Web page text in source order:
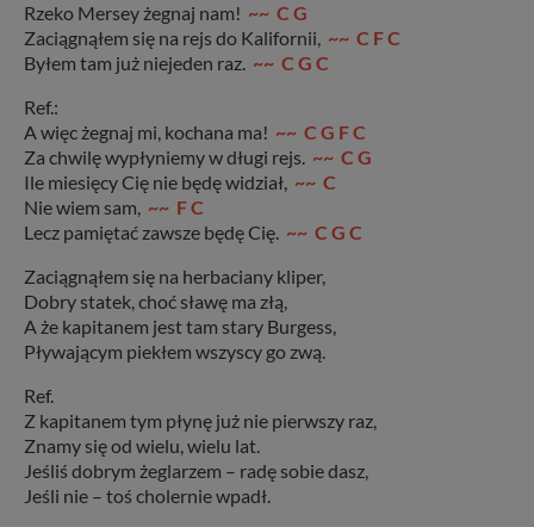
Rzeko Mersey żegnaj nam! ~~ C G
Zaciągnąłem się na rejs do Kalifornii, ~~ C F C
Byłem tam już niejeden raz. ~~ C G C
Ref.:
A więc żegnaj mi, kochana ma! ~~ C G F C
Za chwilę wypłyniemy w długi rejs. ~~ C G
Ile miesięcy Cię nie będę widział, ~~ C
Nie wiem sam, ~~ F C
Lecz pamiętać zawsze będę Cię. ~~ C G C
Zaciągnąłem się na herbaciany kliper,
Dobry statek, choć sławę ma złą,
A że kapitanem jest tam stary Burgess,
Pływającym piekłem wszyscy go zwą.
Ref.
Z kapitanem tym płynę już nie pierwszy raz,
Znamy się od wielu, wielu lat.
Jeśliś dobrym żeglarzem – radę sobie dasz,
Jeśli nie – toś cholernie wpadł.